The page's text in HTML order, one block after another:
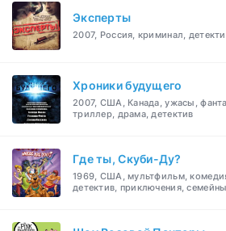
Эксперты
2007, Россия, криминал,
Хроники будущего
2007, США, Канада, ужасы,
триллер, драма, детектив
Где ты, Скуби-Ду?
1969, США, мультфильм,
детектив, приключения,